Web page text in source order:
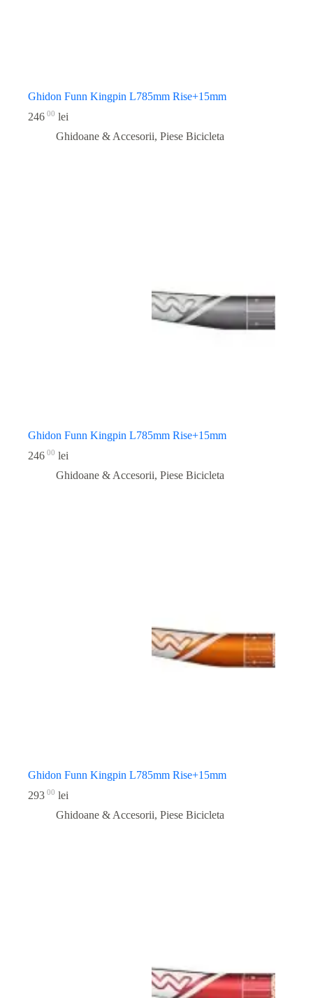
Ghidon Funn Kingpin L785mm Rise+15mm
246 00 lei
Ghidoane & Accesorii, Piese Bicicleta
Ghidon Funn Kingpin L785mm Rise+15mm
246 00 lei
Ghidoane & Accesorii, Piese Bicicleta
Ghidon Funn Kingpin L785mm Rise+15mm
293 00 lei
Ghidoane & Accesorii, Piese Bicicleta